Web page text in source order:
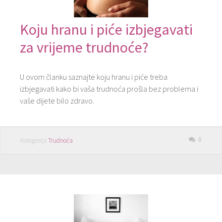
Koju hranu i piće izbjegavati
za vrijeme trudnoće?
U ovom članku saznajte koju hranu i piće treba
izbjegavati kako bi vaša trudnoća prošla bez problema i
vaše dijete bilo zdravo.
Kategorija Trudnoća 0